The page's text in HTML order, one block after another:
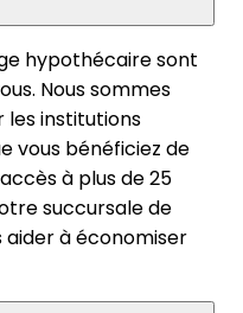
hypothécaire sont
Nous sommes
institutions
vous bénéficiez de
à plus de 25
succursale de
aider à économiser